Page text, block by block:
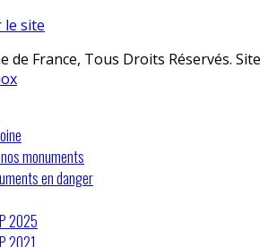
le site
de France, Tous Droits Réservés. Site
monuments
en danger
2025
2021